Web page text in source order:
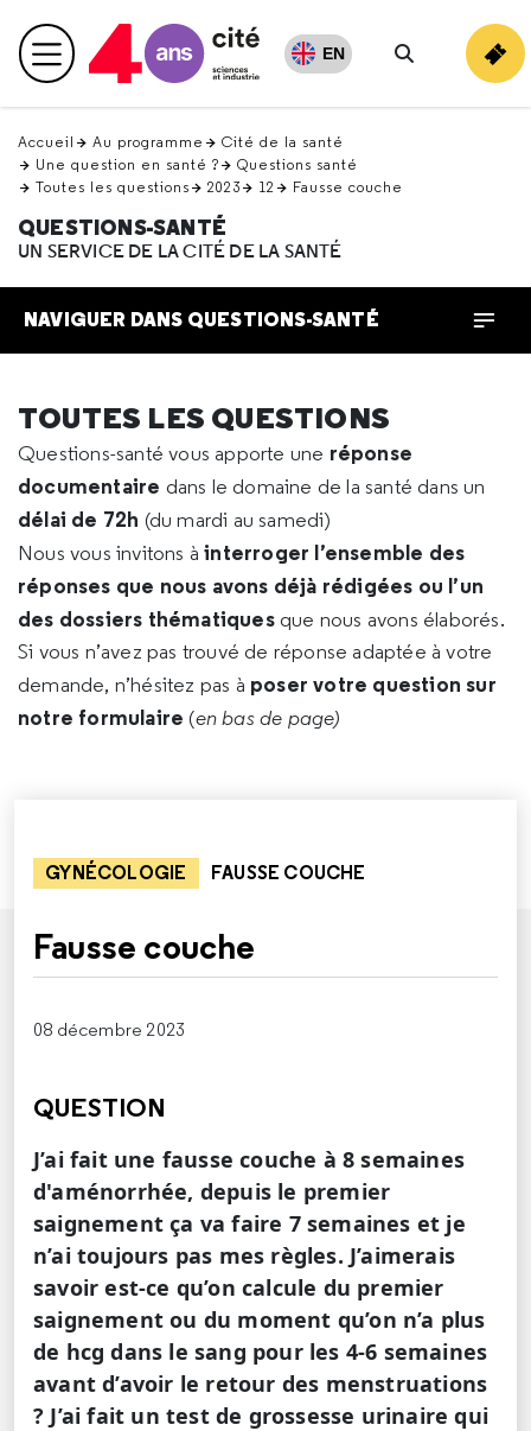
en
haut Menu principal EN
Rechercher
Accueil Au programme
Cité de la santé
Une question en santé ?
Questions santé
Toutes les questions
2023 12 Fausse couche
QUESTIONS-SANTÉ
UN SERVICE DE LA CITÉ DE LA SANTÉ
NAVIGUER DANS QUESTIONS-SANTÉ
TOUTES LES QUESTIONS
Questions-santé vous apporte une réponse
documentaire dans le domaine de la santé dans un
délai de 72h (du mardi au samedi)
Nous vous invitons àinterroger l’ensemble des
réponses que nous avons déjà rédigées ou l’un
des dossiers thématiques que nous avons élaborés.
Si vous n’avez pas trouvé de réponse adaptée à votre
demande, n’hésitez pas à poser votre question sur
notre formulaire (en bas de page)
GYNÉCOLOGIE FAUSSE COUCHE
Fausse couche
08 décembre 2023
QUESTION
J’ai fait une fausse couche à 8 semaines
d'aménorrhée, depuis le premier
saignement ça va faire 7 semaines et je
n’ai toujours pas mes règles. J’aimerais
savoir est-ce qu’on calcule du premier
saignement ou du moment qu’on n’a plus
de hcg dans le sang pour les 4-6 semaines
avant d’avoir le retour des menstruations
? J’ai fait un test de grossesse urinaire qui